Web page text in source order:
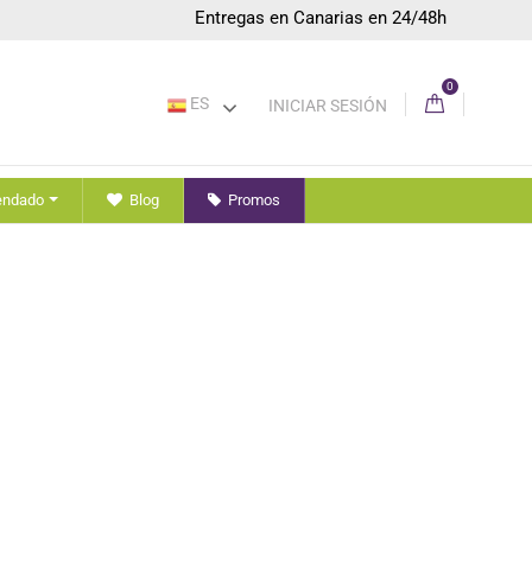
Entregas en Canarias en 24/48h
ES INICIAR SESIÓN
0
Blog Promos